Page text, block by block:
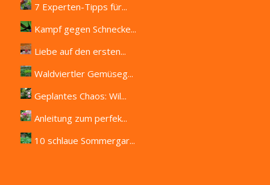
7 Experten-Tipps für...
Kampf gegen Schnecke...
Liebe auf den ersten...
Waldviertler Gemüseg...
Geplantes Chaos: Wil...
Anleitung zum perfek...
10 schlaue Sommergar...